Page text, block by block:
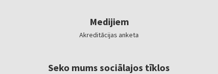
Medijiem
Akreditācijas anketa
Seko mums sociālajos tīklos